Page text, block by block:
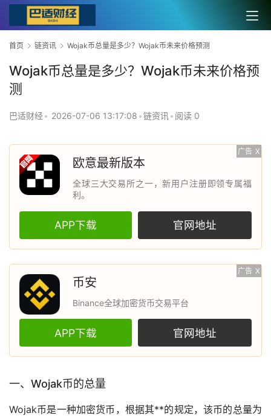
首页 链资讯 Wojak币总量是多少？Wojak币未来价格预测
Wojak币总量是多少？Wojak币未来价格预
测
巴适财经• 2026-07-06 13:17:08 •链资讯 • 阅读 0
广告 X
欧意最新版本
全球三大交易所之一，新用户注册即领专属福
利。
APP下载 官网地址
广告 X
币安
Binance全球加密货币交易平台
APP下载 官网地址
一、Wojak币的总量
Wojak币是一种加密货币 ，根据其**的规定，该币的总量为